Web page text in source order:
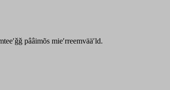
pââimõs mieʹrreemvääʹld.